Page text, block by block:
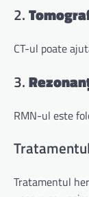
2.
CT-ul poate
3.
RMN-ul este
Tratamentul